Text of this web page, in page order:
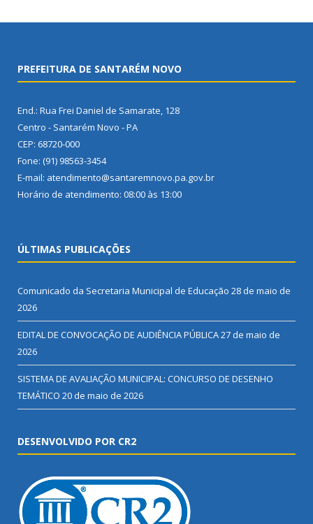
PREFEITURA DE SANTARÉM NOVO
End.: Rua Frei Daniel de Samarate, 128
Centro - Santarém Novo - PA
CEP: 68720-000
Fone: (91) 98563-3454
E-mail: atendimento@santaremnovo.pa.gov.br
Horário de atendimento: 08:00 às 13:00
ÚLTIMAS PUBLICAÇÕES
Comunicado da Secretaria Municipal de Educação 28 de maio de
2026
EDITAL DE CONVOCAÇÃO DE AUDIÊNCIA PÚBLICA27 de maio de
2026
SISTEMA DE AVALIAÇÃO MUNICIPAL: CONCURSO DE DESENHO
TEMÁTICO 20 de maio de 2026
DESENVOLVIDO POR CR2